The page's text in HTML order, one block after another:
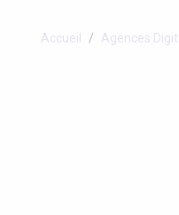
Accueil Agences